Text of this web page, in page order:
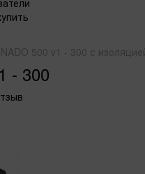
500 v1 - 300 с
- 300